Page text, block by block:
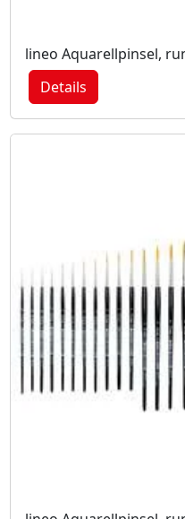
lineo Aquarellpinsel,
Details